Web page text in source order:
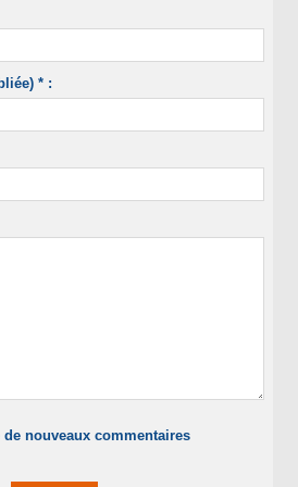
* :
nouveaux commentaires